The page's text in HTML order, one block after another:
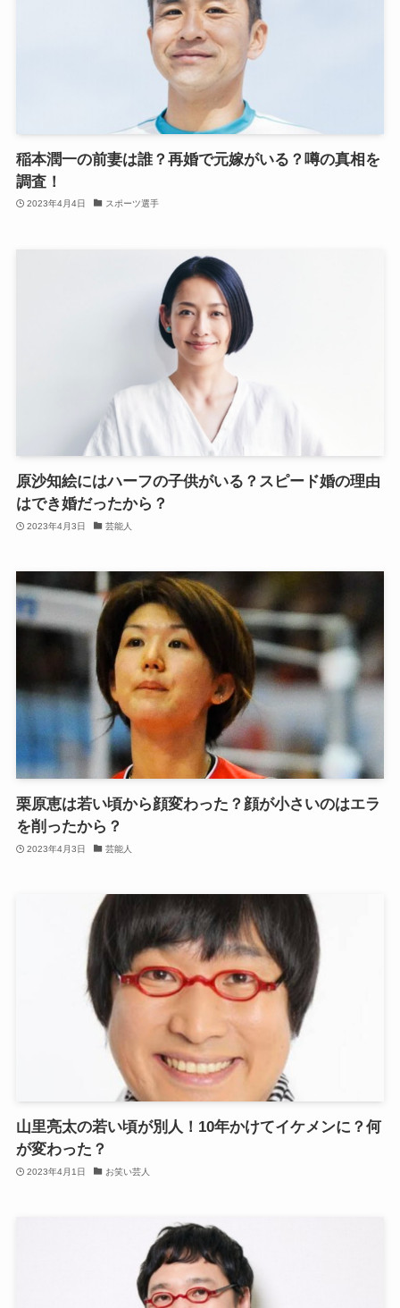
稲本潤一の前妻は誰？再婚で元嫁がいる？噂の真相を
調査！
2023年4月4日 スポーツ選手
原沙知絵にはハーフの子供がいる？スピード婚の理由
はでき婚だったから？
2023年4月3日 芸能人
栗原恵は若い頃から顔変わった？顔が小さいのはエラ
を削ったから？
2023年4月3日 芸能人
山里亮太の若い頃が別人！10年かけてイケメンに？何
が変わった？
2023年4月1日 お笑い芸人